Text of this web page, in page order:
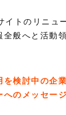
イトのリニュ
全般へと活動
検討中の企
のメッセー